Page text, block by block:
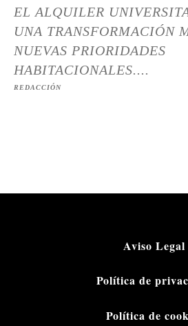
EL ALQUILER
UNA TRANSFORMACIÓN
NUEVAS PRIORIDADES
HABITACIONALES....
REDACCIÓN
Aviso Legal
Política de
Política de